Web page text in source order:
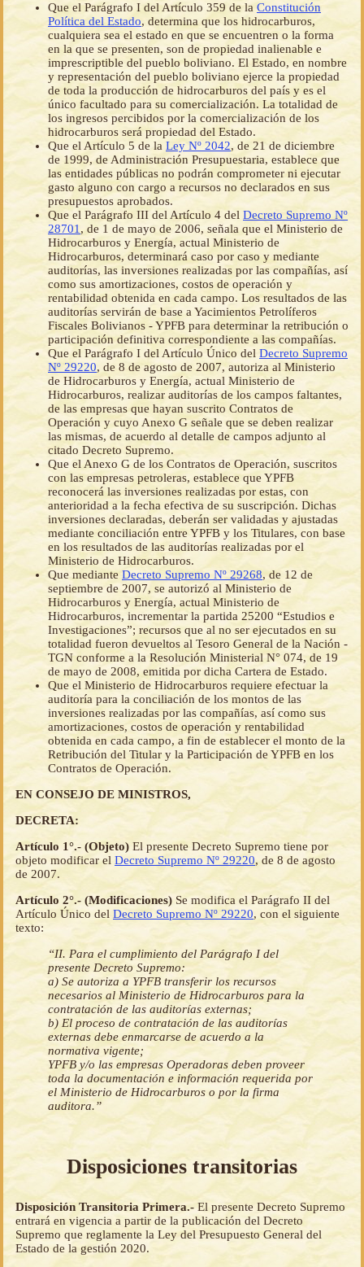
Que el Parágrafo I del Artículo 359 de la Constitución
Política del Estado, determina que los hidrocarburos,
cualquiera sea el estado en que se encuentren o la forma
en la que se presenten, son de propiedad inalienable e
imprescriptible del pueblo boliviano. El Estado, en nombre
y representación del pueblo boliviano ejerce la propiedad
de toda la producción de hidrocarburos del país y es el
único facultado para su comercialización. La totalidad de
los ingresos percibidos por la comercialización de los
hidrocarburos será propiedad del Estado.
Que el Artículo 5 de la Ley Nº 2042, de 21 de diciembre
de 1999, de Administración Presupuestaria, establece que
las entidades públicas no podrán comprometer ni ejecutar
gasto alguno con cargo a recursos no declarados en sus
presupuestos aprobados.
Que el Parágrafo III del Artículo 4 del Decreto Supremo Nº
28701 , de 1 de mayo de 2006, señala que el Ministerio de
Hidrocarburos y Energía, actual Ministerio de
Hidrocarburos, determinará caso por caso y mediante
auditorías, las inversiones realizadas por las compañías, así
como sus amortizaciones, costos de operación y
rentabilidad obtenida en cada campo. Los resultados de las
auditorías servirán de base a Yacimientos Petrolíferos
Fiscales Bolivianos - YPFB para determinar la retribución o
participación definitiva correspondiente a las compañías.
Que el Parágrafo I del Artículo Único del Decreto Supremo
Nº 29220, de 8 de agosto de 2007, autoriza al Ministerio
de Hidrocarburos y Energía, actual Ministerio de
Hidrocarburos, realizar auditorías de los campos faltantes,
de las empresas que hayan suscrito Contratos de
Operación y cuyo Anexo G señale que se deben realizar
las mismas, de acuerdo al detalle de campos adjunto al
citado Decreto Supremo.
Que el Anexo G de los Contratos de Operación, suscritos
con las empresas petroleras, establece que YPFB
reconocerá las inversiones realizadas por estas, con
anterioridad a la fecha efectiva de su suscripción. Dichas
inversiones declaradas, deberán ser validadas y ajustadas
mediante conciliación entre YPFB y los Titulares, con base
en los resultados de las auditorías realizadas por el
Ministerio de Hidrocarburos.
Que mediante Decreto Supremo Nº 29268, de 12 de
septiembre de 2007, se autorizó al Ministerio de
Hidrocarburos y Energía, actual Ministerio de
Hidrocarburos, incrementar la partida 25200 “Estudios e
Investigaciones”; recursos que al no ser ejecutados en su
totalidad fueron devueltos al Tesoro General de la Nación -
TGN conforme a la Resolución Ministerial N° 074, de 19
de mayo de 2008, emitida por dicha Cartera de Estado.
Que el Ministerio de Hidrocarburos requiere efectuar la
auditoría para la conciliación de los montos de las
inversiones realizadas por las compañías, así como sus
amortizaciones, costos de operación y rentabilidad
obtenida en cada campo, a fin de establecer el monto de la
Retribución del Titular y la Participación de YPFB en los
Contratos de Operación.
EN CONSEJO DE MINISTROS,
DECRETA:
Artículo 1°.- (Objeto) El presente Decreto Supremo tiene por
objeto modificar el Decreto Supremo Nº 29220, de 8 de agosto
de 2007.
Artículo 2°.- (Modificaciones) Se modifica el Parágrafo II del
Artículo Único del Decreto Supremo Nº 29220, con el siguiente
texto:
“II. Para el cumplimiento del Parágrafo I del
presente Decreto Supremo:
a) Se autoriza a YPFB transferir los recursos
necesarios al Ministerio de Hidrocarburos para la
contratación de las auditorías externas;
b) El proceso de contratación de las auditorías
externas debe enmarcarse de acuerdo a la
normativa vigente;
YPFB y/o las empresas Operadoras deben proveer
toda la documentación e información requerida por
el Ministerio de Hidrocarburos o por la firma
auditora.”
Disposiciones transitorias
Disposición Transitoria Primera.-El presente Decreto Supremo
entrará en vigencia a partir de la publicación del Decreto
Supremo que reglamente la Ley del Presupuesto General del
Estado de la gestión 2020.